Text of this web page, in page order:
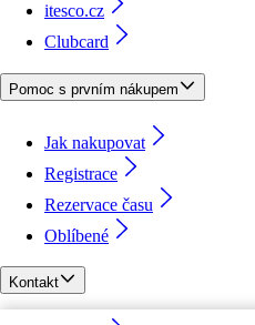
itesco.cz
Clubcard
Pomoc s prvním nákupem
Jak nakupovat
Registrace
Rezervace času
Oblíbené
Kontakt